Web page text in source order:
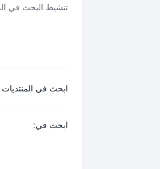
تنشيط البحث في
ابحث في المنتديات
ابحث في: